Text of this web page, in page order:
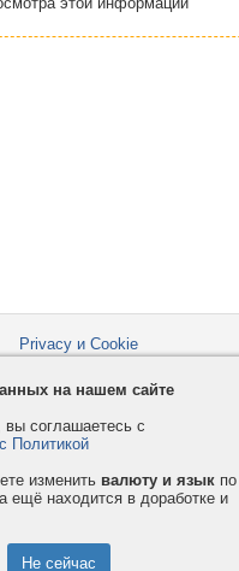
Privacy и Cookie
Форумы
на нашем сайте
вы соглашаетесь с
Политикой
изменить валюту и язык по
ещё находится в доработке и